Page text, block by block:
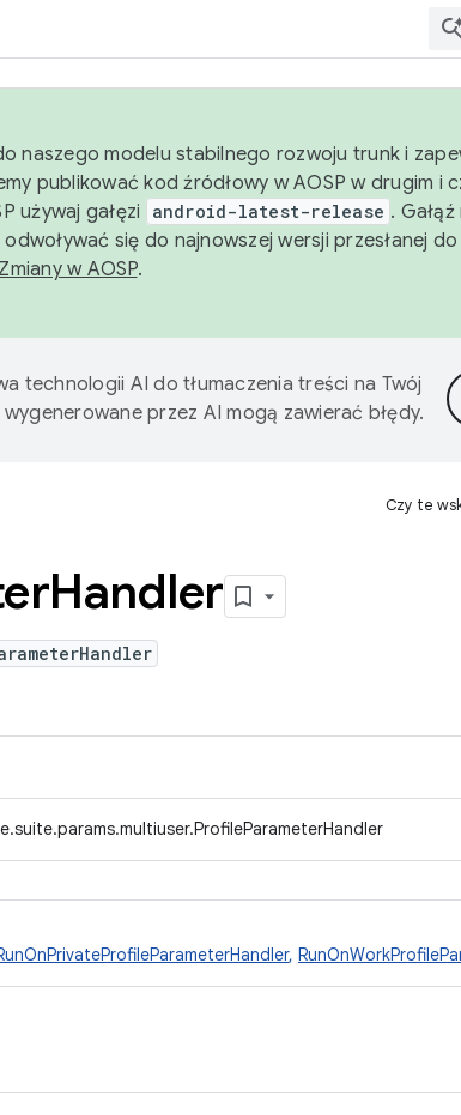
naszego modelu stabilnego rozwoju trunk i
publikować kod źródłowy w AOSP w drugim i
używaj gałęzi
android-latest-release .
się do najnowszej wersji przesłanej do
Zmiany w AOSP.
technologii AI do tłumaczenia treści na Twój
przez AI mogą zawierać błędy.
Czy te
Handler
,